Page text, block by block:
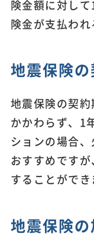
険金額に対し
険金が支払われ
地震保険
地震保険の契
かかわらず、1
ションの場合
おすすめです
することができ
地震保険